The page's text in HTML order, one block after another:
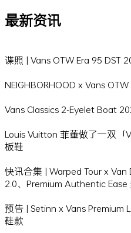
最新资讯
谍照 | Vans OTW Era 95 DST
NEIGHBORHOOD x Vans
Vans Classics 2-Eyelet Boat
Louis Vuitton 菲董做了一双「
板鞋
快讯合集 | Warped Tour x
2.0、Premium Authentic
预告 | Setinn x Vans
鞋款